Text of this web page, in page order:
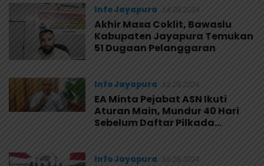
Info Jayapura Juli 29, 2024
Akhir Masa Coklit, Bawaslu
Kabupaten Jayapura Temukan
51 Dugaan Pelanggaran
Info Jayapura Juli 29, 2024
EA Minta Pejabat ASN Ikuti
Aturan Main, Mundur 40 Hari
Sebelum Daftar Pilkada
Info Jayapura Juli 29, 2024